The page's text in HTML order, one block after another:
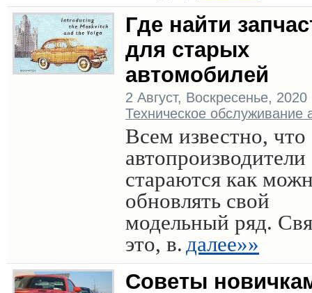
Где найти
для старых
автомобилей
2 Август, Воскресенье, 2020
Техническое обслуживание
Всем известно, что
автопроизводители
стараются как
обновлять свой
модельный ряд.
это, в. далее»»
Советы